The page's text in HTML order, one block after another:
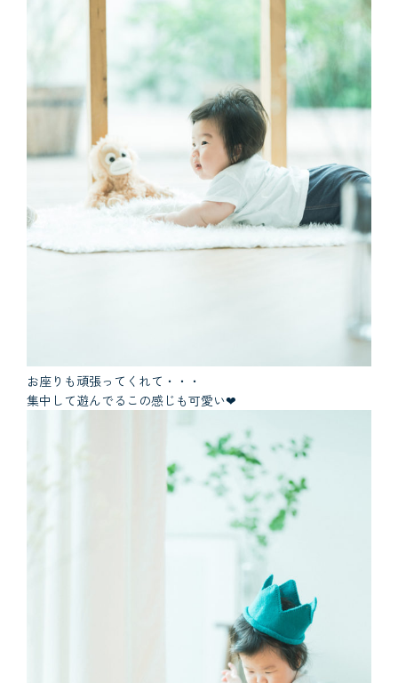
お座りも頑張ってくれて・・・
集中して遊んでるこの感じも可愛い❤